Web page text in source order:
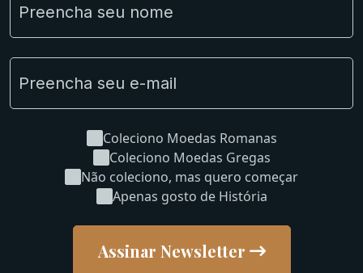
Novidades
Coleciono Moedas Romanas
Coleciono Moedas Gregas
Não coleciono, mas quero começar
Apenas gosto de História
Assinar Newsletter